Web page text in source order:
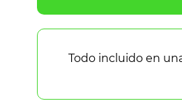
Todo incluido en